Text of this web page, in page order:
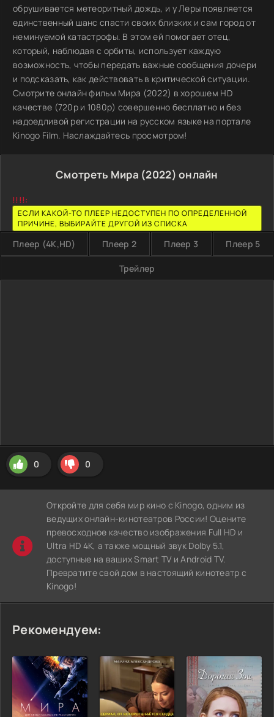
обрушивается метеоритный дождь, и у Леры появляется
единственный шанс спасти своих близких и сам город от
неминуемой катастрофы. В этом ей помогает отец,
который, наблюдая с орбиты, использует каждую
возможность, чтобы передать важные сообщения дочери
и подсказать, как действовать в критической ситуации.
Смотрите онлайн фильм Мира (2022) в хорошем HD
качестве (720p и 1080p) совершенно бесплатно и без
надоедливой регистрации на русском языке на портале
Kinogo Film. Наслаждайтесь просмотром!
Смотреть Мира (2022) онлайн
!!!!:
ЕСЛИ КАКОЙ-ТО ПЛЕЕР НЕДОСТУПЕН ПО ОПРЕДЕЛЕННОЙ
ПРИЧИНЕ, ВЫБИРАЙТЕ ДРУГОЙ ИЗ СПИСКА
Плеер (4K,HD) Плеер 2 Плеер 3 Плеер 5
Трейлер
0 0
Откройте для себя мир кино с Kinogo, одним из
ведущих онлайн-кинотеатров России! Оцените
превосходное качество изображения Full HD и
Ultra HD 4K, а также мощный звук Dolby 5.1,
доступные на ваших Smart TV и Android TV.
Превратите свой дом в настоящий кинотеатр с
Kinogo!
Рекомендуем: